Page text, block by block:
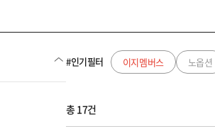
#인기필터 이지멤버스 노옵션
총 17건